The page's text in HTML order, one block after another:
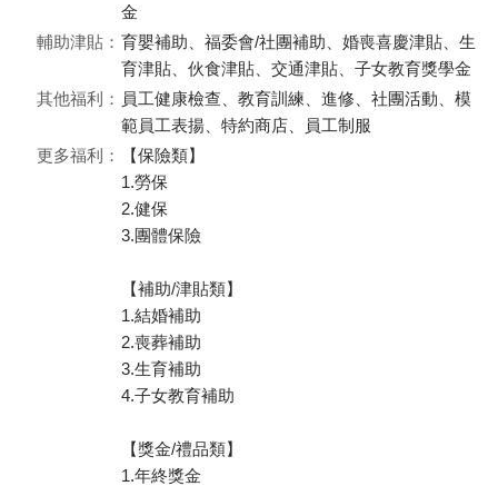
金
輔助津貼： 育嬰補助、福委會/社團補助、婚喪喜慶津貼、生
育津貼、伙食津貼、交通津貼、子女教育獎學金
其他福利： 員工健康檢查、教育訓練、進修、社團活動、模
範員工表揚、特約商店、員工制服
更多福利：
【保險類】
1.勞保
2.健保
3.團體保險
【補助/津貼類】
1.結婚補助
2.喪葬補助
3.生育補助
4.子女教育補助
【獎金/禮品類】
1.年終獎金